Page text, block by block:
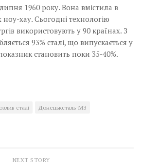
1960 року. Вона вмістила в
ноу-хау. Сьогодні технологію
використовують у 90 країнах. З
93% сталі, що випускається у
становить поки 35-40%.
сталі
Донецьксталь-МЗ
NEXT STORY